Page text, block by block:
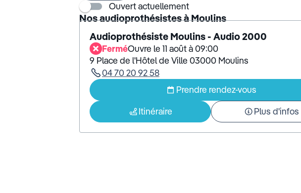
Ouvert actuellement
Nos audioprothésistes à Moulins
Audioprothésiste Moulins - Audio 2000
FerméOuvre le 11 août à 09:00
9 Place de l'Hôtel de Ville 03000 Moulins
04 70 20 92 58
Prendre rendez-vous
Itinéraire
Plus d'infos